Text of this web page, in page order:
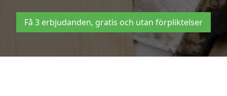
Få 3 erbjudanden, gratis och utan förpliktelser